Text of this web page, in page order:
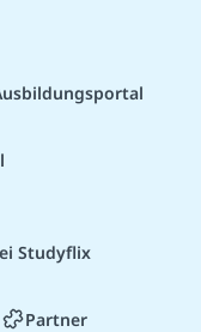
Studyflix
Partner